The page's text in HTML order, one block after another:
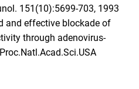
151(10):5699-703, 1993
and effective blockade of
through adenovirus-